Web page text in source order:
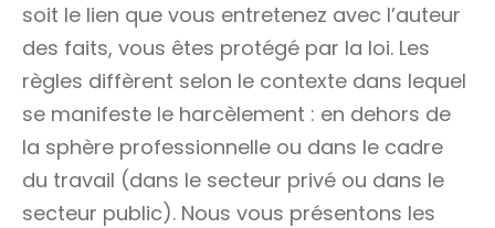
soit le lien que vous entretenez avec l’auteur
des faits, vous êtes protégé par la loi. Les
règles diffèrent selon le contexte dans lequel
se manifeste le harcèlement : en dehors de
la sphère professionnelle ou dans le cadre
du travail (dans le secteur privé ou dans le
secteur public). Nous vous présentons les